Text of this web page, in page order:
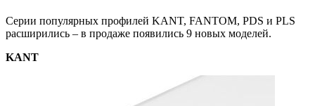
Серии популярных профилей KANT, FANTOM, PDS и PLS
расширились – в продаже появились 9 новых моделей.
KANT